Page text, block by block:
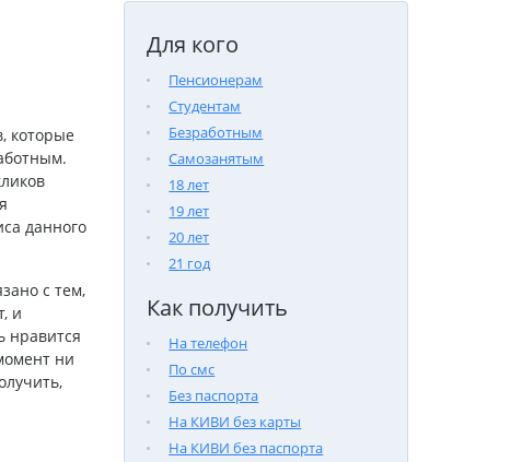
Для кого
Пенсионерам
Студентам
Безработным
Самозанятым
18 лет
19 лет
20 лет
21 год
Как получить
На телефон
По смс
Без паспорта
На КИВИ без карты
На КИВИ без паспорта
которые
.
данного
с тем,
и
нравится
ни